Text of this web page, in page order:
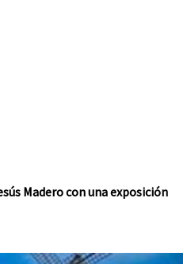
Madero con una exposición